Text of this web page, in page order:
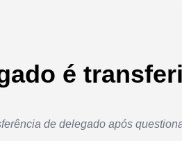
é
de delegado após